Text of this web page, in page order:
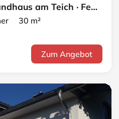
Ferienwohnungen Landhaus am Teich · FeWo grün
30 m²
Zum Angebot